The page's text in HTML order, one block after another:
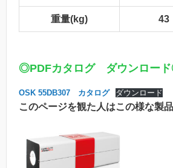
重量(kg) 43
◎PDFカタログ ダウンロー
OSK 55DB307 カタログ ダウンロード
このページを観た人はこの様な製